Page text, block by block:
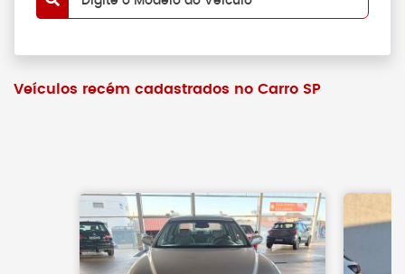
Veículos recém cadastrados no Carro SP